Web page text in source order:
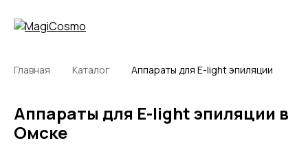
Главная Каталог Аппараты для E-light эпиляции
Аппараты для E-light эпиляции в
Омске